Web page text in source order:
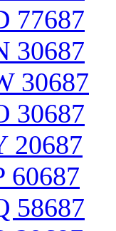
77687
30687
30687
30687
20687
60687
58687